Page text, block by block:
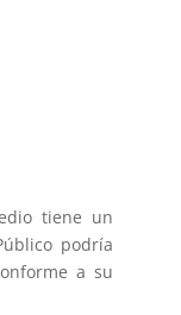
tiene un
podría
a su